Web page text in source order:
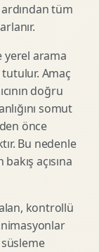
tüm
yerel arama
Amaç
doğru
somut
önce
Bu nedenle
açısına
kontrollü